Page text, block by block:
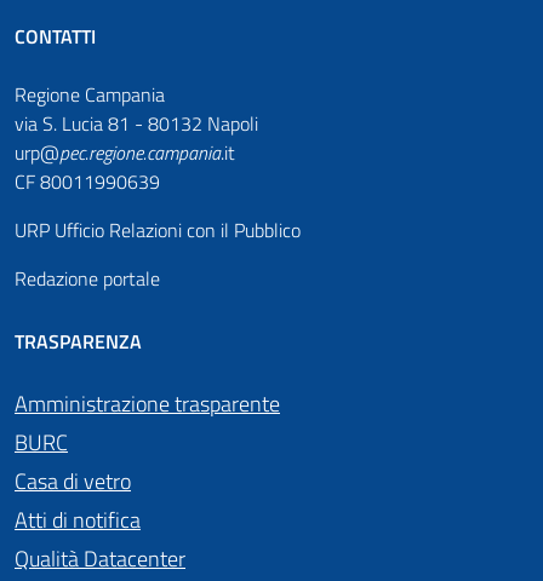
CONTATTI
Regione Campania
via S. Lucia 81 - 80132 Napoli
urp@pec.regione.campania.it
CF 80011990639
URP Ufficio Relazioni con il Pubblico
Redazione portale
TRASPARENZA
Amministrazione trasparente
BURC
Casa di vetro
Atti di notifica
Qualità Datacenter